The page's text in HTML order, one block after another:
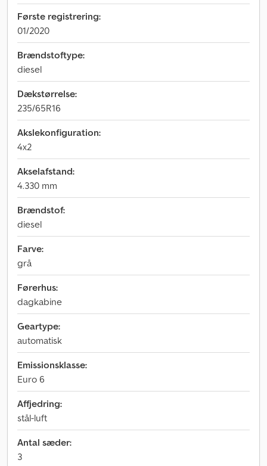
Første registrering:
01/2020
Brændstoftype:
diesel
Dækstørrelse:
235/65R16
Akslekonfiguration:
4x2
Akselafstand:
4.330 mm
Brændstof:
diesel
Farve:
grå
Førerhus:
dagkabine
Geartype:
automatisk
Emissionsklasse:
Euro 6
Affjedring:
stål-luft
Antal sæder:
3